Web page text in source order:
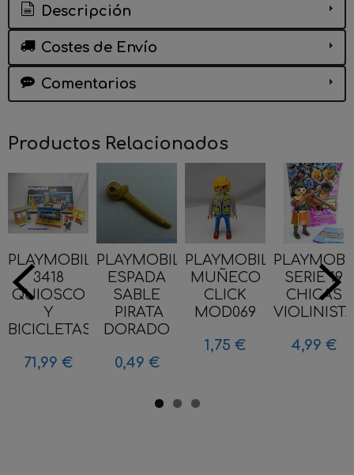
Descripción
Costes de Envío
Comentarios
Productos Relacionados
PLAYMOBIL
3418
QUIOSCO
Y
BICICLETAS...
71,99 €
PLAYMOBIL
ESPADA
SABLE
PIRATA
DORADO
0,49 €
PLAYMOBIL
MUÑECO
CLICK
MOD069
1,75 €
SERIE 19
CHICAS
4,99 €